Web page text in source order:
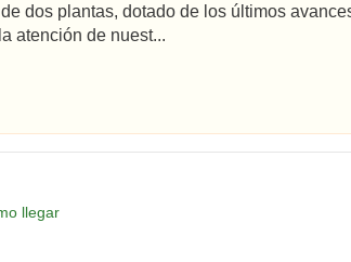
dos plantas, dotado de los últimos
atención de nuest...
llegar